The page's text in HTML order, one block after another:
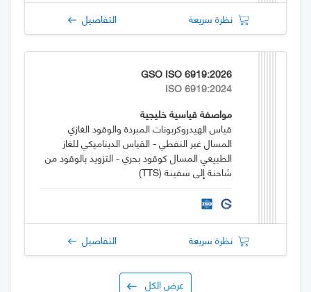
نظرة سريعة التفاصيل
GSO ISO 6919:2026
ISO 6919:2024
مواصفة قياسية خليجية
قياس الهيدروكربونات المبردة والوقود الغازي
المسال غير النفطي - القياس الديناميكي للغاز
الطبيعي المسال كوقود بحري - التزويد بالوقود من
شاحنة إلى سفينة (TTS)
نظرة سريعة التفاصيل
عرض الكل